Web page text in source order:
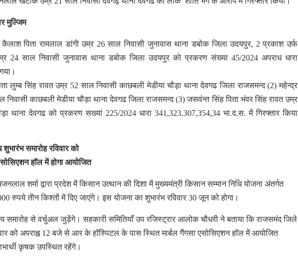
मुल्जिम
कैलाश पिता रामलाल डांगी उम्र 26 साल निवासी जुनावास थाना डबोक जिला उदयपुर, 2 प्रकाश उर्फ
24 साल निवासी जुनावास थाना डबोक जिला उदयपुर को प्रकरण संख्या 45/2024 अपराध धारा
लुम्ब सिंह रावत उम्र 52 साल निवासी काछबली मेडीया चौड़ा थाना देवगढ जिला राजसमन्द (2) महेन्द्र
निवासी काछबली मेडीया चौड़ा थाना देवगढ जिला राजसमन्द (3) जसवंन्त सिंह पिता भंवर सिंह रावत उम्र
थाना देवगढ को प्रकरण सख्यां 225/2024 धारा 341,323,307,354,34 भा.द.स. में गिरफ्तार किया
समारोह रविवार को
हॉल में होगा आयोजित
शर्मा द्वारा प्रदेश में किसान उत्थान की दिशा में मुख्यमंत्री किसान सम्मान निधि योजना अंतर्गत
रुपये तीन किश्तों में दिए जाएंगे। इस योजना का शुभारंभ रविवार 30 जून को होगा।
समारोह से वर्चुअल जुड़ेंगे। सहकारी समितियाँ उप रजिस्ट्रार आलोक चौधरी ने बताया कि राजसमंद जिले
को अपराह्न 12 बजे से आर के हॉस्पिटल के पास स्थित मार्बल गैंगसा एसोसिएशन हॉल में आयोजित
कृषक उपस्थित रहेंगे।